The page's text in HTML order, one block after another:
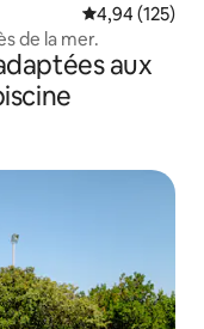
Évaluation
4,94 (125)
de la mer.
aux